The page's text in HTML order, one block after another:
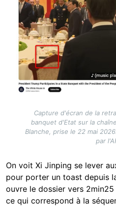
Capture d'écran de la
banquet d'Etat sur la
Blanche, prise le 22 mai
par
On voit Xi Jinping se lever
pour porter un toast depuis
ouvre le dossier vers
ce qui correspond à la